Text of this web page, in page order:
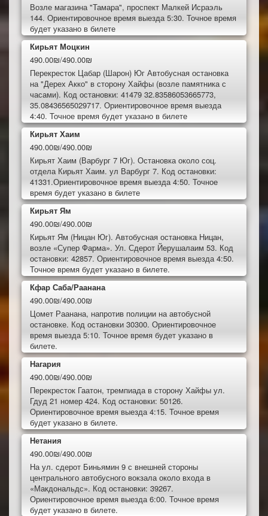
Возле магазина "Тамара", проспект Малкей Исраэль
144. Ориентировочное время выезда 5:30. Точное время
будет указано в билете
Кирьят Моцкин
490.00₪/490.00₪
Перекресток Цабар (Шарон) Юг Автобусная остановка
на "Дерех Акко" в сторону Хайфы (возле памятника с
часами). Код остановки: 41479 32.83586053665773,
35.08436565029717. Ориентировочное время выезда
4:40. Точное время будет указано в билете
Кирьят Хаим
490.00₪/490.00₪
Кирьят Хаим (Варбург 7 Юг). Остановка около соц.
отдела Кирьят Хаим. ул Варбург 7. Код остановки:
41331.Ориентировочное время выезда 4:50. Точное
время будет указано в билете
Кирьят Ям
490.00₪/490.00₪
Кирьят Ям (Ницан Юг). Автобусная остановка Ницан,
возле «Супер Фарма». Ул. Сдерот Йерушалаим 53. Код
остановки: 42857. Ориентировочное время выезда 4:50.
Точное время будет указано в билете.
Кфар Саба/Раанана
490.00₪/490.00₪
Цомет Раанана, напротив полиции на автобусной
остановке. Код остановки 30300. Ориентировочное
время выезда 5:10. Точное время будет указано в
билете.
Нагария
490.00₪/490.00₪
Перекресток Гаатон, тремпиада в сторону Хайфы ул.
Гдуд 21 номер 424. Код остановки: 50126.
Ориентировочное время выезда 4:15. Точное время
будет указано в билете.
Нетания
490.00₪/490.00₪
На ул. сдерот Биньямин 9 с внешней стороны
центрального автобусного вокзала около входа в
«Макдональдс». Код остановки: 39267.
Ориентировочное время выезда 6:00. Точное время
будет указано в билете.